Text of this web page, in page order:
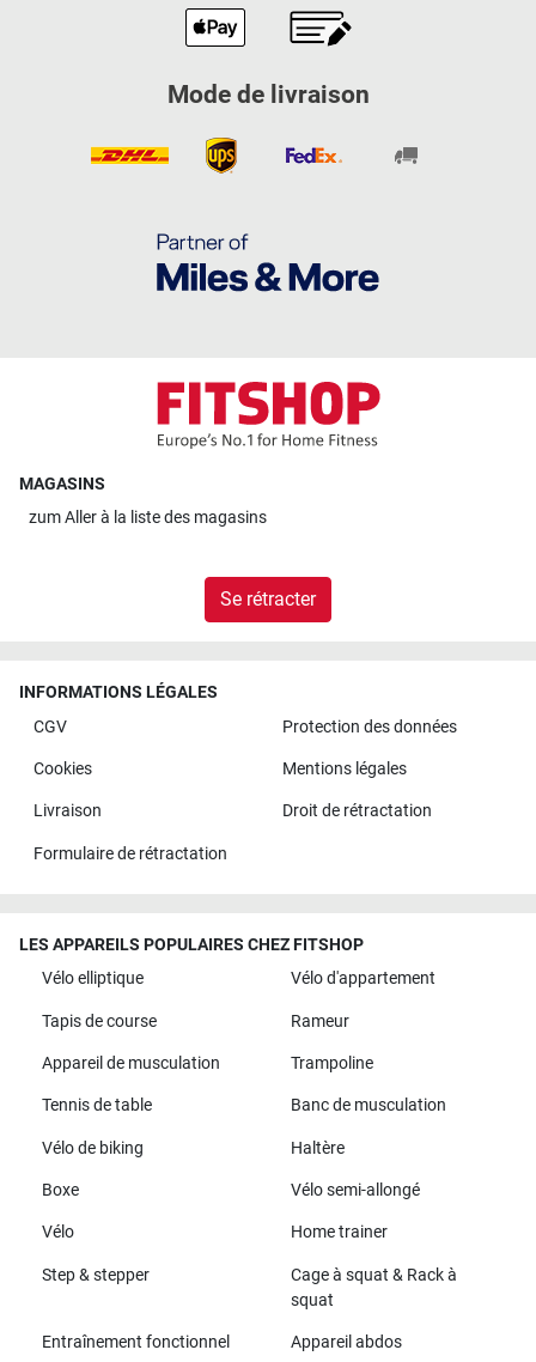
Mode de livraison
MAGASINS
zumAller à la liste des magasins
Se rétracter
INFORMATIONS LÉGALES
CGV
Protection des données
Cookies Mentions légales
Livraison Droit de rétractation
Formulaire de rétractation
LES APPAREILS POPULAIRES CHEZ FITSHOP
Vélo elliptique
Vélo d'appartement
Tapis de course Rameur
Appareil de musculation Trampoline
Tennis de table Banc de musculation
Vélo de biking Haltère
Boxe Vélo semi-allongé
Vélo Home trainer
Step & stepper
Cage à squat & Rack à
squat
Entraînement fonctionnel Appareil abdos